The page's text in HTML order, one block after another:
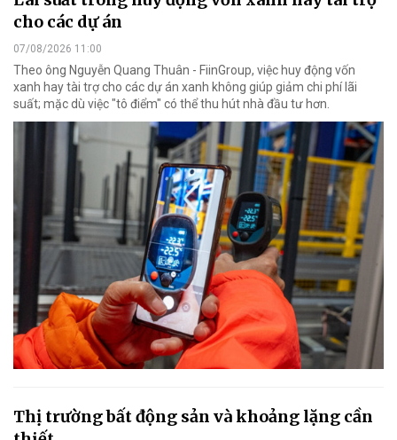
cho các dự án
07/08/2026 11:00
Theo ông Nguyễn Quang Thuân - FiinGroup, việc huy động vốn
xanh hay tài trợ cho các dự án xanh không giúp giảm chi phí lãi
suất; mặc dù việc "tô điểm" có thể thu hút nhà đầu tư hơn.
Thị trường bất động sản và khoảng lặng cần